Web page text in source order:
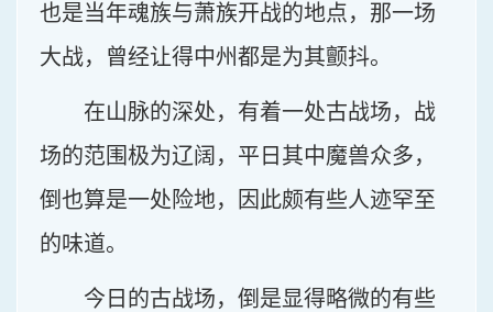
也是当年魂族与萧族开战的地点，那一场
大战，曾经让得中州都是为其颤抖。
在山脉的深处，有着一处古战场，战
场的范围极为辽阔，平日其中魔兽众多，
倒也算是一处险地，因此颇有些人迹罕至
的味道。
今日的古战场，倒是显得略微的有些